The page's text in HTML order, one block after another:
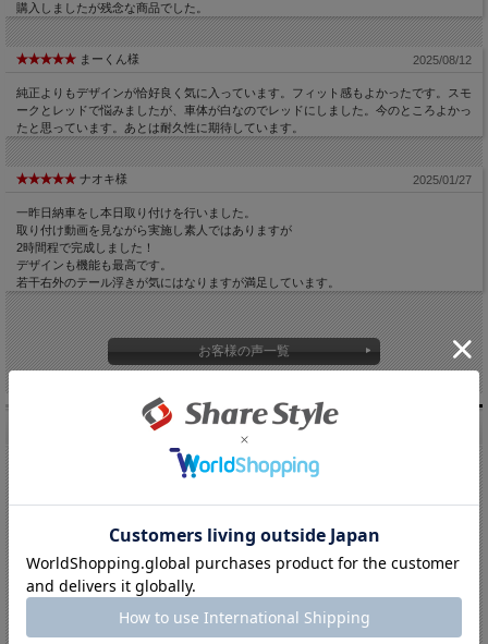
購入しましたが残念な商品でした。
まーくん様 2025/08/12
純正よりもデザインが恰好良く気に入っています。フィット感もよかったです。スモ
ークとレッドで悩みましたが、車体が白なのでレッドにしました。今のところよかっ
たと思っています。あとは耐久性に期待しています。
ナオキ様 2025/01/27
一昨日納車をし本日取り付けを行いました。
取り付け動画を見ながら実施し素人ではありますが
2時間程で完成しました！
デザインも機能も最高です。
若干右外のテール浮きが気にはなりますが満足しています。
お客様の声一覧